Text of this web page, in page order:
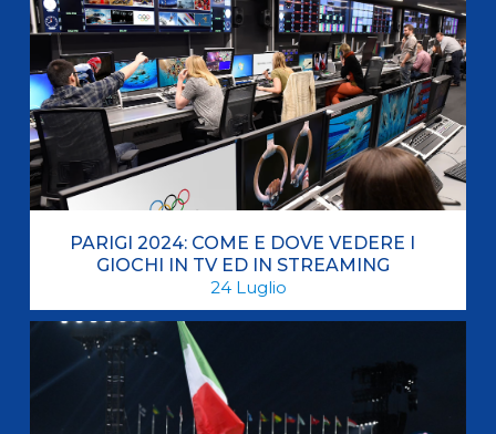
PARIGI 2024: COME E DOVE VEDERE I
GIOCHI IN TV ED IN STREAMING
24 Luglio